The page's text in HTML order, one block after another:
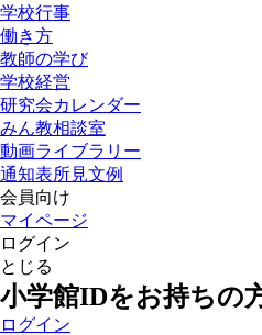
学校行事
働き方
教師の学び
学校経営
研究会カレンダー
みん教相談室
動画ライブラリー
通知表所見文例
会員向け
マイページ
ログイン
とじる
小学館IDをお持ちの
ログイン